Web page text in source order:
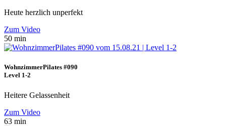
Heute herzlich unperfekt
Zum Video
50 min
WohnzimmerPilates #090
Level 1-2
Heitere Gelassenheit
Zum Video
63 min